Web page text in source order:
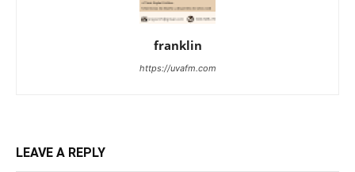
franklin
https://uvafm.com
LEAVE A REPLY